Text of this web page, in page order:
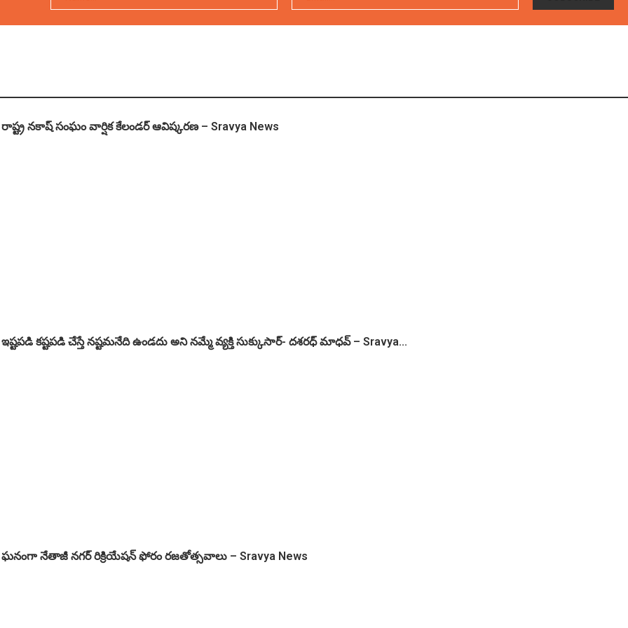
రాష్ట్ర నకాష్ సంఘం వార్షిక కేలండర్ ఆవిష్కరణ – Sravya News
ఇష్టపడి కష్టపడి చేస్తే నష్టమనేది ఉండదు అని నమ్మే వ్యక్తి సుక్కుసార్‌- దశరధ్‌ మాధవ్‌ – Sravya...
ఘనంగా నేతాజీ నగర్ రిక్రియేషన్ ఫోరం రజతోత్సవాలు – Sravya News